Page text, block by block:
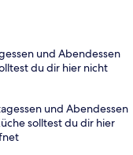
und Abendessen
du dir hier nicht
und Abendessen
solltest du dir hier